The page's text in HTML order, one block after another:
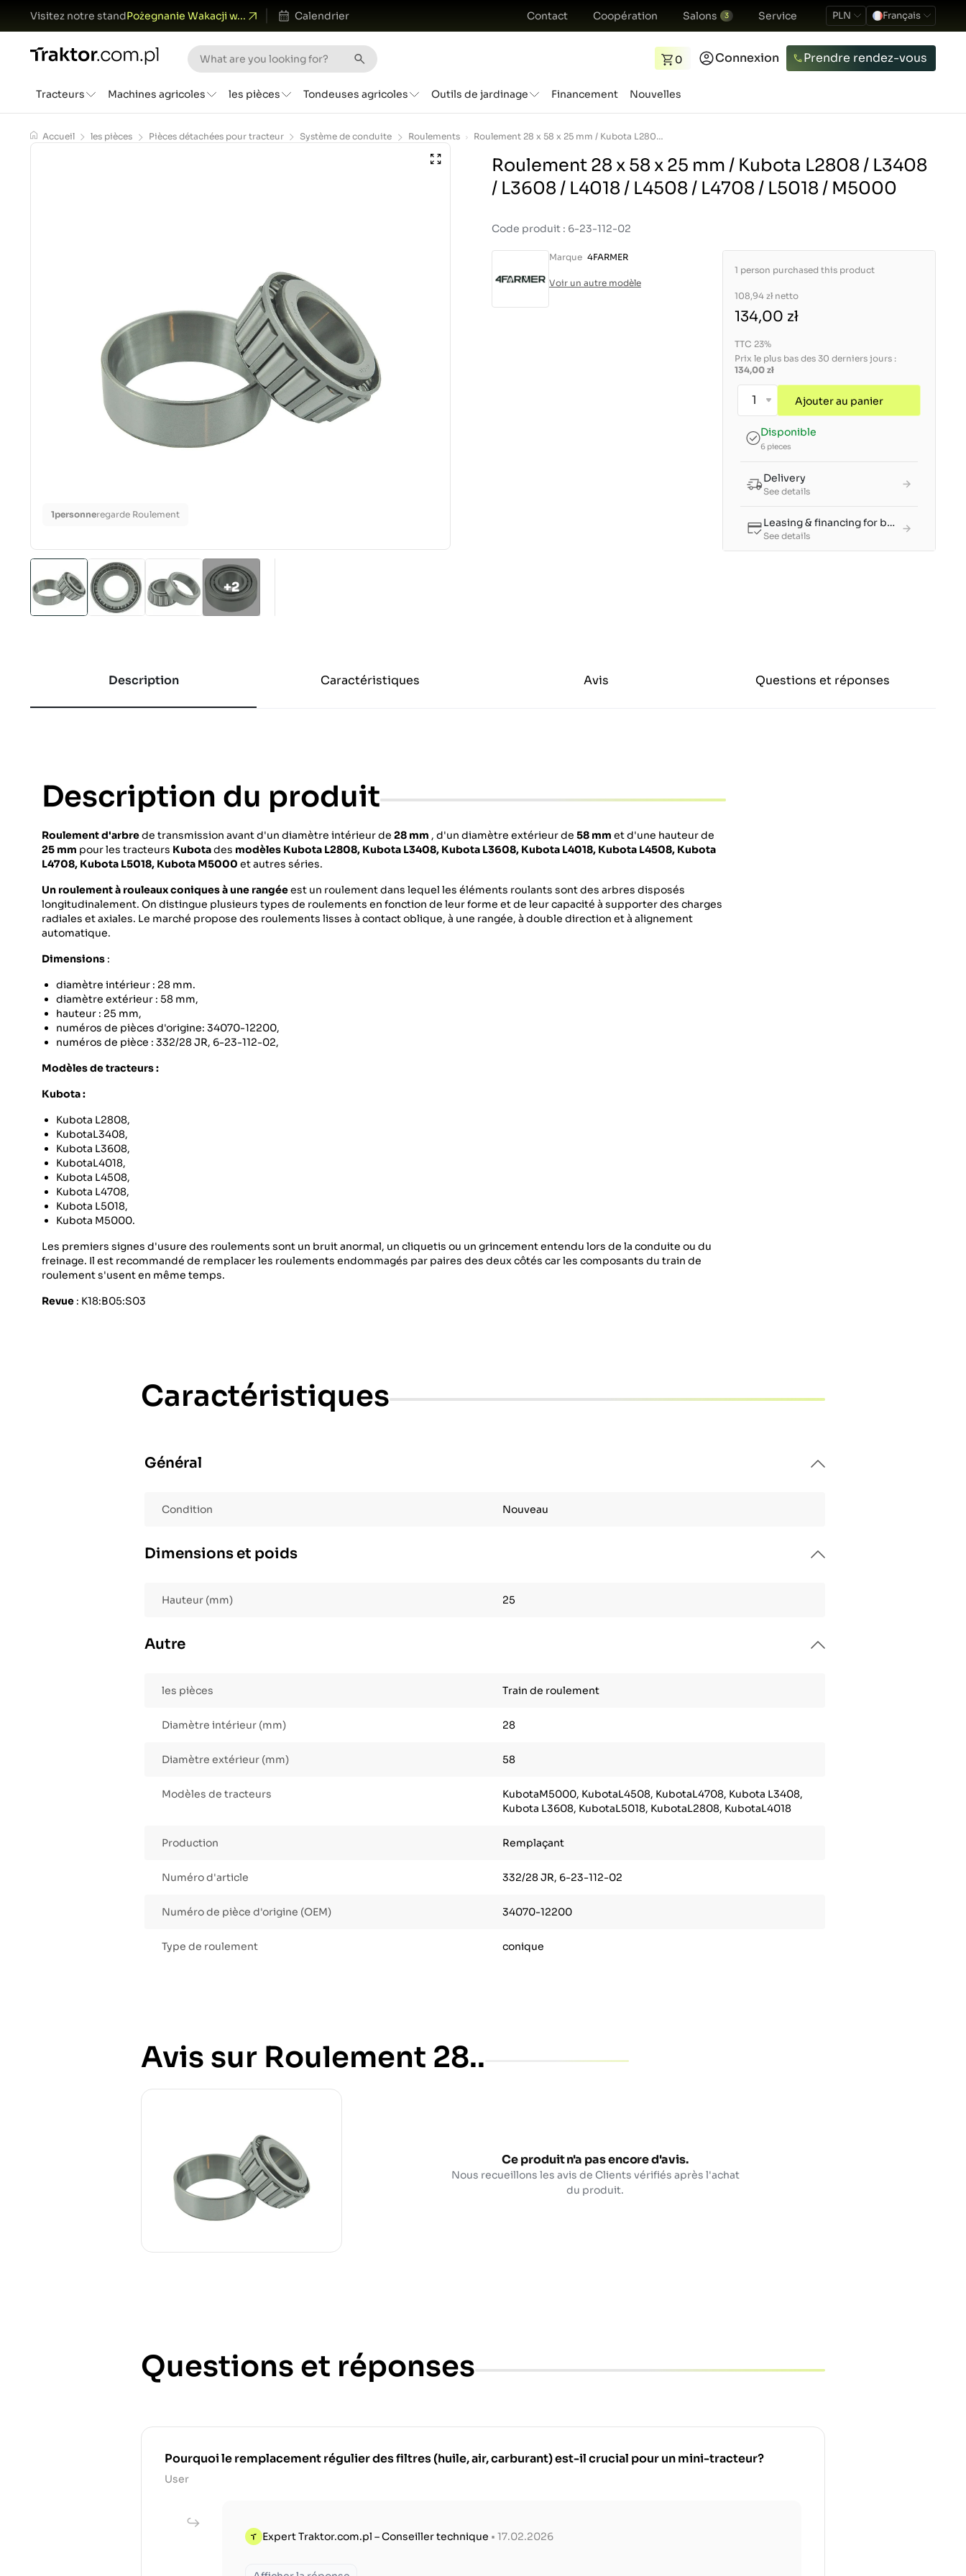
Visitez notre standPożegnanie Wakacji w... Calendrier Contact Coopération Salons 3 Service PLN Français
0 Connexion Prendre rendez-vous
Tracteurs Machines agricoles les pièces Tondeuses agricoles Outils de jardinage Financement Nouvelles
Accueil les pièces Pièces détachées pour tracteur Système de conduite Roulements Roulement 28 x 58 x 25 mm / Kubota L2808 / L3408 / L3608 / L4018 / L4508 / L4708 / L5018 / M5000
1personneregarde Roulement
+2
Roulement 28 x 58 x 25 mm / Kubota L2808 / L3408
/ L3608 / L4018 / L4508 / L4708 / L5018 / M5000
Code produit : 6-23-112-02
Marque 4FARMER
Voir un autre modèle
1 person purchased this product
108,94 zł netto
134,00 zł
TTC 23%
Prix le plus bas des 30 derniers jours :
134,00 zł
Ajouter au panier
Disponible
6 pieces
Delivery
See details
Leasing & financing for businesses
See details
Description Caractéristiques Avis Questions et réponses
Description du produit
Roulement d'arbrede transmission avant d'un diamètre intérieur de 28 mm , d'un diamètre extérieur de 58 mm et d'une hauteur de
25 mm pour les tracteurs Kubotades modèles Kubota L2808, Kubota L3408, Kubota L3608, Kubota L4018, Kubota L4508, Kubota
L4708, Kubota L5018, Kubota M5000 et autres séries.
Un roulement à rouleaux coniques à une rangéeest un roulement dans lequel les éléments roulants sont des arbres disposés
longitudinalement. On distingue plusieurs types de roulements en fonction de leur forme et de leur capacité à supporter des charges
radiales et axiales. Le marché propose des roulements lisses à contact oblique, à une rangée, à double direction et à alignement
automatique.
Dimensions :
diamètre intérieur : 28 mm.
diamètre extérieur : 58 mm,
hauteur : 25 mm,
numéros de pièces d'origine: 34070-12200,
numéros de pièce : 332/28 JR, 6-23-112-02,
Modèles de tracteurs :
Kubota :
Kubota L2808,
KubotaL3408,
Kubota L3608,
KubotaL4018,
Kubota L4508,
Kubota L4708,
Kubota L5018,
Kubota M5000.
Les premiers signes d'usure des roulements sont un bruit anormal, un cliquetis ou un grincement entendu lors de la conduite ou du
freinage. Il est recommandé de remplacer les roulements endommagés par paires des deux côtés car les composants du train de
roulement s'usent en même temps.
Revue : K18:B05:S03
Caractéristiques
Général
Condition Nouveau
Dimensions et poids
Hauteur (mm) 25
Autre
les pièces Train de roulement
Diamètre intérieur (mm) 28
Diamètre extérieur (mm) 58
Modèles de tracteurs
KubotaM5000, KubotaL4508, KubotaL4708, Kubota L3408,
Kubota L3608, KubotaL5018, KubotaL2808, KubotaL4018
Production Remplaçant
Numéro d'article 332/28 JR, 6-23-112-02
Numéro de pièce d'origine (OEM) 34070-12200
Type de roulement conique
Avis sur Roulement 28..
Ce produit n'a pas encore d'avis.
Nous recueillons les avis de Clients vérifiés après l'achat
du produit.
Questions et réponses
Pourquoi le remplacement régulier des filtres (huile, air, carburant) est-il crucial pour un mini-tracteur?
User
Expert Traktor.com.pl – Conseiller technique • 17.02.2026